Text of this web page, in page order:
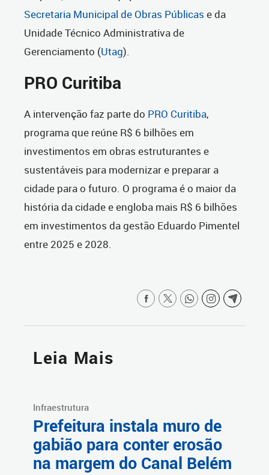
Secretaria Municipal de Obras Públicas e da
Unidade Técnico Administrativa de
Gerenciamento (Utag).
PRO Curitiba
A intervenção faz parte do PRO Curitiba,
programa que reúne R$ 6 bilhões em
investimentos em obras estruturantes e
sustentáveis para modernizar e preparar a
cidade para o futuro. O programa é o maior da
história da cidade e engloba mais R$ 6 bilhões
em investimentos da gestão Eduardo Pimentel
entre 2025 e 2028.
Leia Mais
Infraestrutura
Prefeitura instala muro de
gabião para conter erosão
na margem do Canal Belém